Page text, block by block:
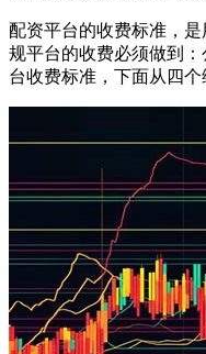
配资平台的收费标准，
规平台的收费必须做到
台收费标准，下面从四个